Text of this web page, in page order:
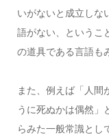
いがないと成立しな
語がない、というこ
の道具である言語も
また、例えば「人間
うに死ぬかは偶然」
らみた一般常識とし